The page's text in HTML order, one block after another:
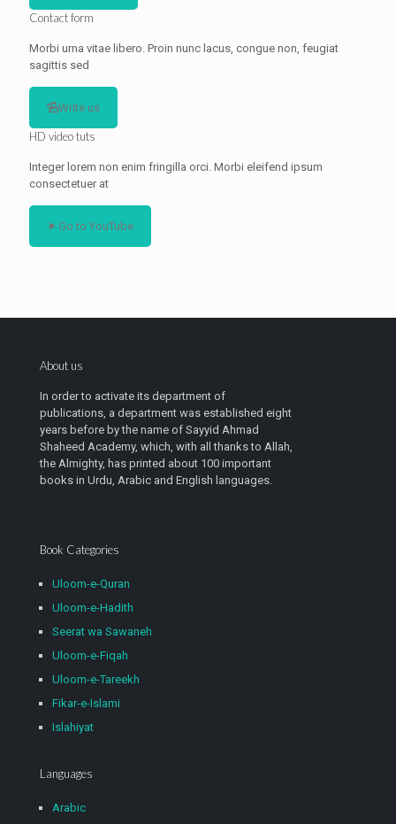
Contact form
Morbi urna vitae libero. Proin nunc lacus, congue non, feugiat
sagittis sed
Write us
HD video tuts
Integer lorem non enim fringilla orci. Morbi eleifend ipsum
consectetuer at
Go to YouTube
About us
In order to activate its department of
publications, a department was established eight
years before by the name of Sayyid Ahmad
Shaheed Academy, which, with all thanks to Allah,
the Almighty, has printed about 100 important
books in Urdu, Arabic and English languages.
Book Categories
Uloom-e-Quran
Uloom-e-Hadith
Seerat wa Sawaneh
Uloom-e-Fiqah
Uloom-e-Tareekh
Fikar-e-Islami
Islahiyat
Languages
Arabic